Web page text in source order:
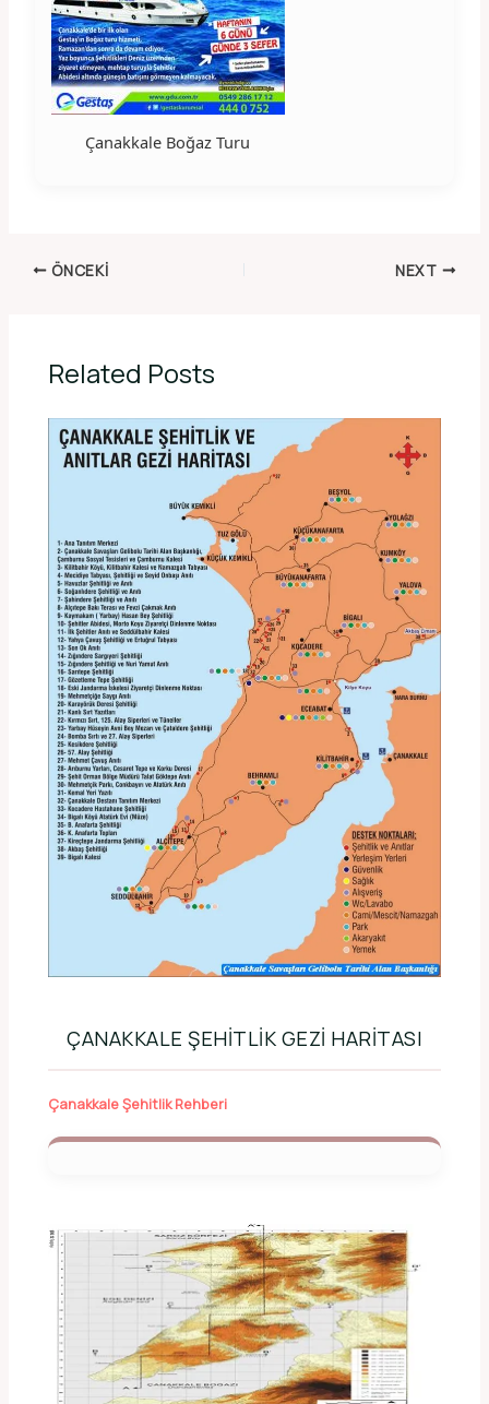
Çanakkale Boğaz Turu
ÖNCEKI NEXT
Related Posts
ÇANAKKALE ŞEHITLIK GEZI HARITASI
Çanakkale Şehitlik Rehberi